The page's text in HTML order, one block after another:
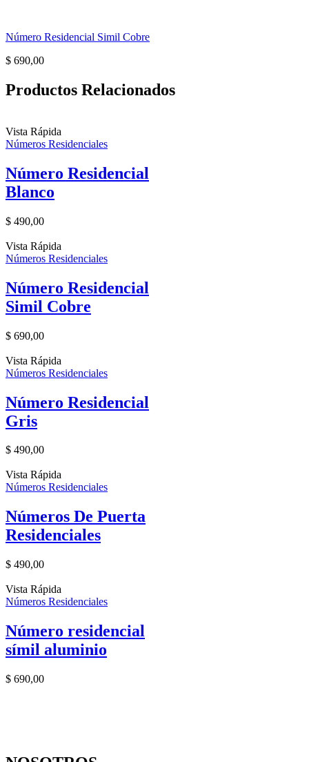
Número Residencial Simil Cobre
$ 690,00
Productos Relacionados
Vista Rápida
Números Residenciales
Número Residencial
Blanco
$ 490,00
Vista Rápida
Números Residenciales
Número Residencial
Simil Cobre
$ 690,00
Vista Rápida
Números Residenciales
Número Residencial
Gris
$ 490,00
Vista Rápida
Números Residenciales
Números De Puerta
Residenciales
$ 490,00
Vista Rápida
Números Residenciales
Número residencial
símil aluminio
$ 690,00